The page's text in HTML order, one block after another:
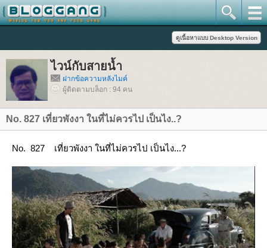
ไวน์กับสายน้ำ
ฝากข้อความหลังไมค์
ผู้ติดตามบล็อก : 94 คน
No. 827 เที่ยวพังงา ในที่ไม่ควรไป เป็นไง..?
No. 827 เที่ยวพังงา ในที่ไม่ควรไป เป็นไง...?